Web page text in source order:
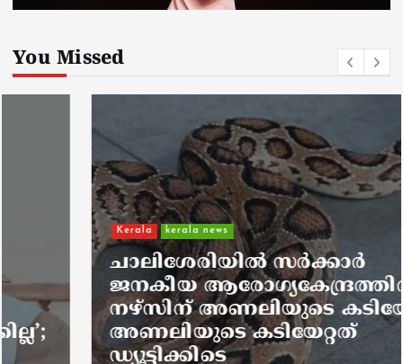
You Missed
kerala news
ചാലിശേരിയില്‍ സര്‍ക്കാര്‍
ജനകീയ ആരോഗ്യകേന്ദ്രത്തില്‍
നഴ്സിന് അണലിയുടെ കടിയേറ്റു;
അണലിയുടെ കടിയേറ്റത്
ഡ്യൂട്ടിക്കിടെ